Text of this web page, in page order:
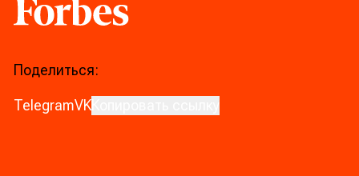
Поделиться:
TelegramVK